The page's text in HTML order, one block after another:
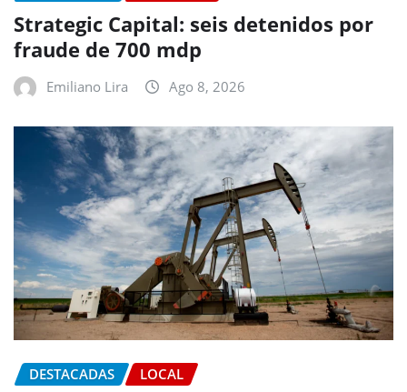
Strategic Capital: seis detenidos por
fraude de 700 mdp
Emiliano Lira Ago 8, 2026
DESTACADAS LOCAL